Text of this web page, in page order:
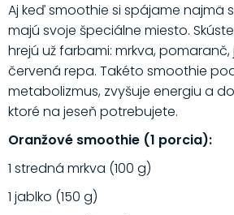
Aj keď smoothie si spájame najmä
majú svoje špeciálne miesto.
hrejú už farbami: mrkva, pomaranč,
červená repa. Takéto smoothie
metabolizmus, zvyšuje energiu a
ktoré na jeseň potrebujete.
Oranžové smoothie (1 porcia):
1 stredná mrkva (100 g)
1 jablko (150 g)